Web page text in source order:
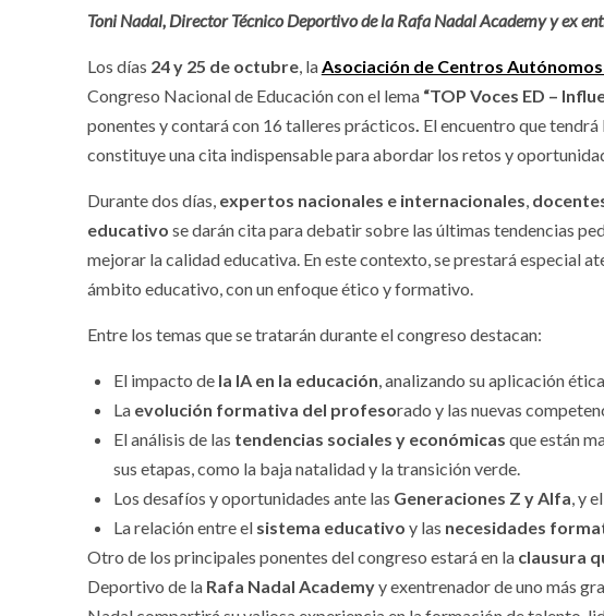
Toni Nadal, Director Técnico Deportivo de la Rafa Nadal Academy y ex
Los días 24 y 25 de octubre, la Asociación de Centros Autónomos
Congreso Nacional de Educación con el lema “TOP Voces ED –
ponentes y contará con 16 talleres prácticos El encuentro que tendrá
constituye una cita indispensable para abordar los retos y
Durante dos días, expertos nacionales e internacionales
educativo se darán cita para debatir sobre las últimas tendencias
mejorar la calidad educativa. En este contexto, se prestará especial
ámbito educativo, con un enfoque ético y formativo.
Entre los temas que se tratarán durante el congreso destacan:
El impacto de la IA en la educación , analizando su aplicación
La evolución formativa del profesorado y las nuevas
El análisis de las tendencias sociales y económicas que están
sus etapas, como la baja natalidad y la transición verde.
Los desafíos y oportunidades ante las Generaciones Z y Alfa , y
La relación entre el sistema educativo y las necesidades
Otro de los principales ponentes del congreso estará en la clausura
Deportivo de la Rafa Nadal Academyy exentrenador de uno más